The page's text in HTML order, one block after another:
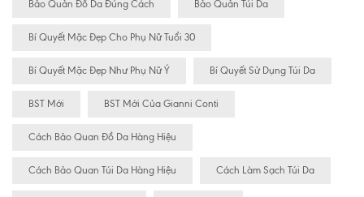
Bảo Quản Đồ Da Đúng Cách Bảo Quản Túi Da
Bí Quyết Mặc Đẹp Cho Phụ Nữ Tuổi 30
Bí Quyết Mặc Đẹp Như Phụ Nữ Ý Bí Quyết Sử Dụng Túi Da
BST Mới BST Mới Của Gianni Conti
Cách Bảo Quan Đồ Da Hàng Hiệu
Cách Bảo Quan Túi Da Hàng Hiệu Cách Làm Sạch Túi Da